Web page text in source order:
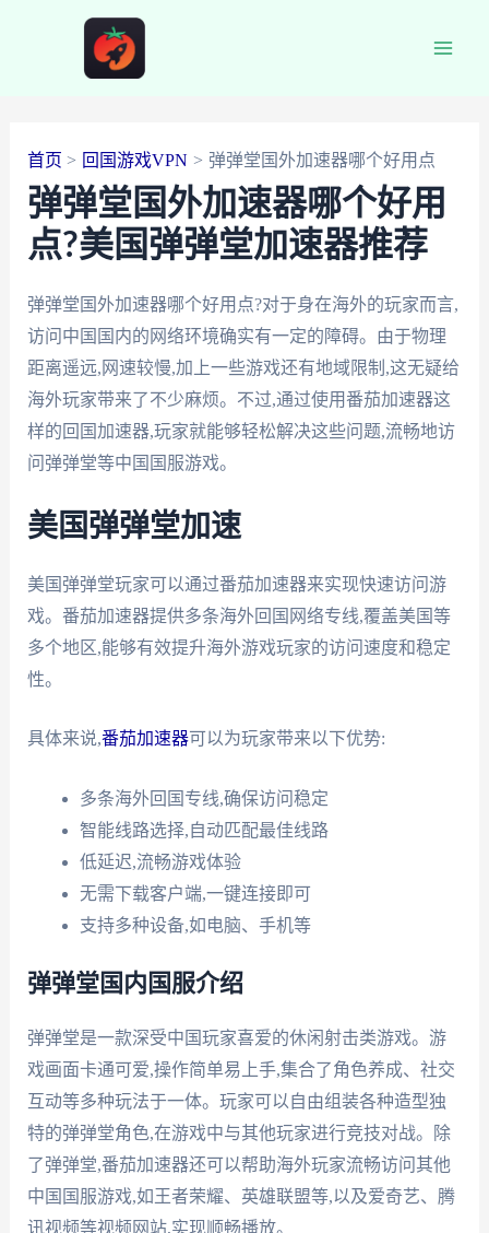
首页 回国游戏VPN 弹弹堂国外加速器哪个好用点
弹弹堂国外加速器哪个好用
点?美国弹弹堂加速器推荐
弹弹堂国外加速器哪个好用点?对于身在海外的玩家而言,
访问中国国内的网络环境确实有一定的障碍。由于物理
距离遥远,网速较慢,加上一些游戏还有地域限制,这无疑给
海外玩家带来了不少麻烦。不过,通过使用番茄加速器这
样的回国加速器,玩家就能够轻松解决这些问题,流畅地访
问弹弹堂等中国国服游戏。
美国弹弹堂加速
美国弹弹堂玩家可以通过番茄加速器来实现快速访问游
戏。番茄加速器提供多条海外回国网络专线,覆盖美国等
多个地区,能够有效提升海外游戏玩家的访问速度和稳定
性。
具体来说,番茄加速器可以为玩家带来以下优势:
多条海外回国专线,确保访问稳定
智能线路选择,自动匹配最佳线路
低延迟,流畅游戏体验
无需下载客户端,一键连接即可
支持多种设备,如电脑、手机等
弹弹堂国内国服介绍
弹弹堂是一款深受中国玩家喜爱的休闲射击类游戏。游
戏画面卡通可爱,操作简单易上手,集合了角色养成、社交
互动等多种玩法于一体。玩家可以自由组装各种造型独
特的弹弹堂角色,在游戏中与其他玩家进行竞技对战。除
了弹弹堂,番茄加速器还可以帮助海外玩家流畅访问其他
中国国服游戏,如王者荣耀、英雄联盟等,以及爱奇艺、腾
讯视频等视频网站,实现顺畅播放。